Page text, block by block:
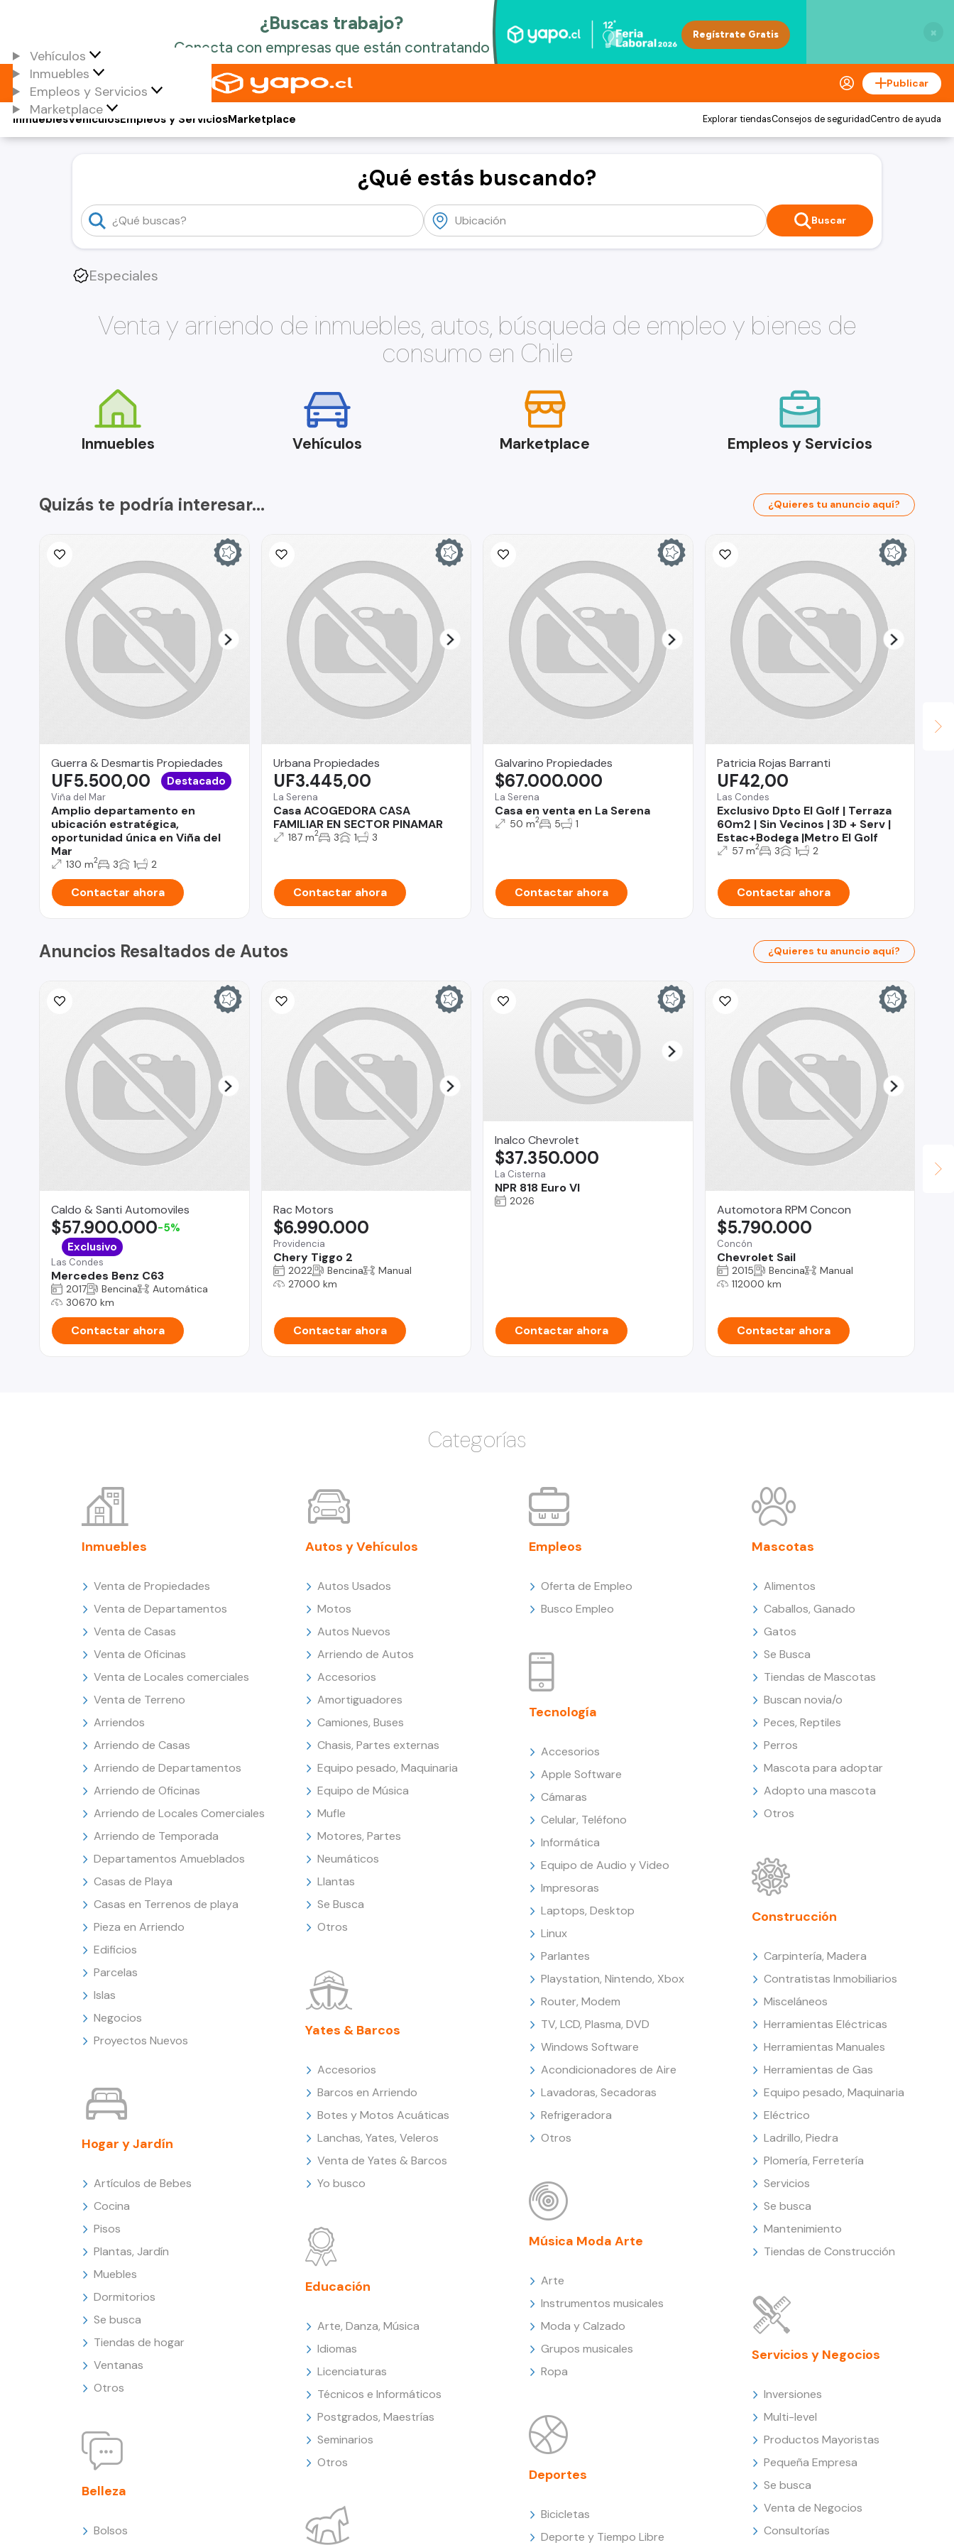
×
Vehículos
Inmuebles
Empleos y Servicios
Marketplace
Publicar
Vehículos
Inmuebles Empleos y ServiciosMarketplace Explorar tiendasConsejos de seguridadCentro de ayuda
¿Qué estás buscando?
Buscar
Especiales
Venta y arriendo de inmuebles, autos, búsqueda de empleo y bienes de
consumo en Chile
Inmuebles Vehículos Marketplace Empleos y Servicios
Quizás te podría interesar... ¿Quieres tu anuncio aquí?
Guerra & Desmartis Propiedades
Viña del Mar
Amplio departamento en
ubicación estratégica,
oportunidad única en Viña del
Mar
UF5.500,00 Destacado
130 m2 3 1 2
Contactar ahora
Urbana Propiedades
La Serena
Casa ACOGEDORA CASA
FAMILIAR EN SECTOR PINAMAR
UF3.445,00
187 m2 3 1 3
Contactar ahora
Galvarino Propiedades
La Serena
Casa en venta en La Serena
$67.000.000
50 m2 5 1
Contactar ahora
Patricia Rojas Barranti
Las Condes
Exclusivo Dpto El Golf | Terraza
60m2 | Sin Vecinos | 3D + Serv |
Estac+Bodega |Metro El Golf
UF42,00
57 m2 3 1 2
Contactar ahora
Anuncios Resaltados de Autos ¿Quieres tu anuncio aquí?
Caldo & Santi Automoviles
Las Condes
Mercedes Benz C63
$57.900.000-5%
Exclusivo
2017 Bencina
Automática
30670 km
Contactar ahora
Rac Motors
Providencia
Chery Tiggo 2
$6.990.000
2022 Bencina
Manual
27000 km
Contactar ahora
Inalco Chevrolet
La Cisterna
NPR 818 Euro VI
$37.350.000
2026
Contactar ahora
Automotora RPM Concon
Concón
Chevrolet Sail
$5.790.000
2015 Bencina
Manual
112000 km
Contactar ahora
Categorías
Inmuebles
Venta de Propiedades
Venta de Departamentos
Venta de Casas
Venta de Oficinas
Venta de Locales comerciales
Venta de Terreno
Arriendos
Arriendo de Casas
Arriendo de Departamentos
Arriendo de Oficinas
Arriendo de Locales Comerciales
Arriendo de Temporada
Departamentos Amueblados
Casas de Playa
Casas en Terrenos de playa
Pieza en Arriendo
Edificios
Parcelas
Islas
Negocios
Proyectos Nuevos
Hogar y Jardín
Artículos de Bebes
Cocina
Pisos
Plantas, Jardín
Muebles
Dormitorios
Se busca
Tiendas de hogar
Ventanas
Otros
Belleza
Bolsos
Autos y Vehículos
Autos Usados
Motos
Autos Nuevos
Arriendo de Autos
Accesorios
Amortiguadores
Camiones, Buses
Chasis, Partes externas
Equipo pesado, Maquinaria
Equipo de Música
Mufle
Motores, Partes
Neumáticos
Llantas
Se Busca
Otros
Yates & Barcos
Accesorios
Barcos en Arriendo
Botes y Motos Acuáticas
Lanchas, Yates, Veleros
Venta de Yates & Barcos
Yo busco
Educación
Arte, Danza, Música
Idiomas
Licenciaturas
Técnicos e Informáticos
Postgrados, Maestrías
Seminarios
Otros
Empleos
Oferta de Empleo
Busco Empleo
Tecnología
Accesorios
Apple Software
Cámaras
Celular, Teléfono
Informática
Equipo de Audio y Video
Impresoras
Laptops, Desktop
Linux
Parlantes
Playstation, Nintendo, Xbox
Router, Modem
TV, LCD, Plasma, DVD
Windows Software
Acondicionadores de Aire
Lavadoras, Secadoras
Refrigeradora
Otros
Música Moda Arte
Arte
Instrumentos musicales
Moda y Calzado
Grupos musicales
Ropa
Deportes
Bicicletas
Deporte y Tiempo Libre
Mascotas
Alimentos
Caballos, Ganado
Gatos
Se Busca
Tiendas de Mascotas
Buscan novia/o
Peces, Reptiles
Perros
Mascota para adoptar
Adopto una mascota
Otros
Construcción
Carpintería, Madera
Contratistas Inmobiliarios
Misceláneos
Herramientas Eléctricas
Herramientas Manuales
Herramientas de Gas
Equipo pesado, Maquinaria
Eléctrico
Ladrillo, Piedra
Plomería, Ferretería
Servicios
Se busca
Mantenimiento
Tiendas de Construcción
Servicios y Negocios
Inversiones
Multi-level
Productos Mayoristas
Pequeña Empresa
Se busca
Venta de Negocios
Consultorías